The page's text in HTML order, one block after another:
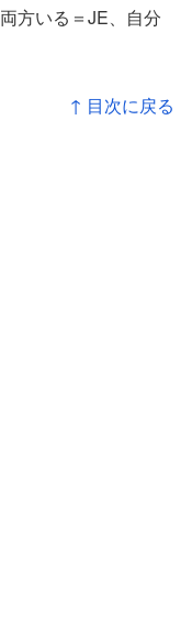
方いる＝JE、自分
↑ 目次に戻る